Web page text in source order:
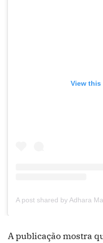
View this
A publicação mostra